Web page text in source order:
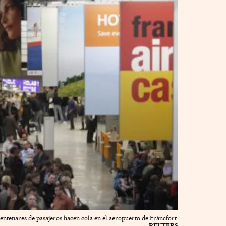
de pasajeros hacen cola en el aeropuerto de Fráncfort.